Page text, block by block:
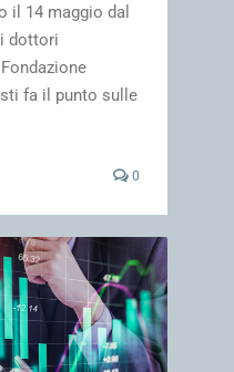
il 14 maggio dal
dottori
fa il punto sulle
0